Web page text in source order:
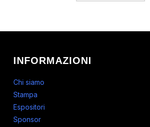
INFORMAZIONI
Chi siamo
Stampa
Espositori
Sponsor